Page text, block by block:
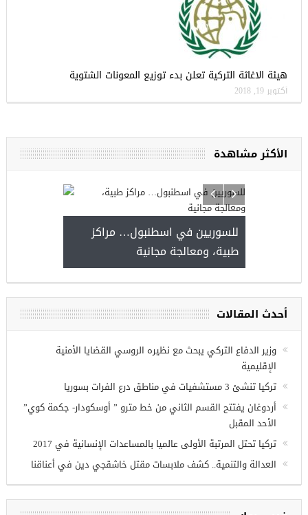
هيئة الاغاثة التركية تعلن بدء توزيع المعونات الشتوية
أكتوبر 19, 2018
الأكثر مشاهدة
مجموعة فرص عمل للسوريين في
أحدث المقالات
وزير الدفاع التركي يبحث مع نظيره الروسي القضايا الأمنية
الإقليمية
تركيا تنشئ 3 مستشفيات في مناطق درع الفرات بسوريا
أردوغان يفتتح القسم الثاني من خط مترو ” أوسكودار- جكمة كوي”
الأحد المقبل